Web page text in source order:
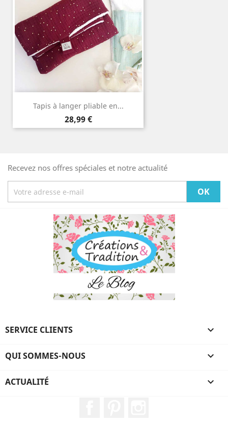
Tapis à langer pliable en...
Prix
28,99 €
Recevez nos offres spéciales et notre actualité
SERVICE CLIENTS 
QUI SOMMES-NOUS 
ACTUALITÉ 